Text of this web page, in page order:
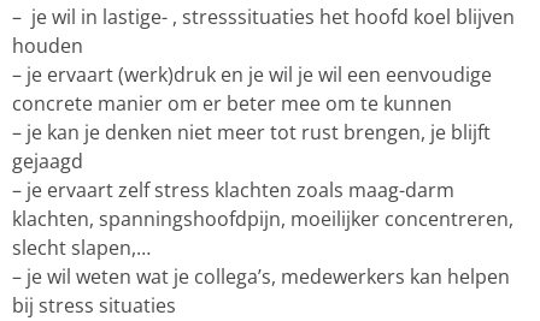
– je wil in lastige- , stresssituaties het hoofd koel blijven
houden
– je ervaart (werk)druk en je wil je wil een eenvoudige
concrete manier om er beter mee om te kunnen
– je kan je denken niet meer tot rust brengen, je blijft
gejaagd
– je ervaart zelf stress klachten zoals maag-darm
klachten, spanningshoofdpijn, moeilijker concentreren,
slecht slapen,…
– je wil weten wat je collega’s, medewerkers kan helpen
bij stress situaties